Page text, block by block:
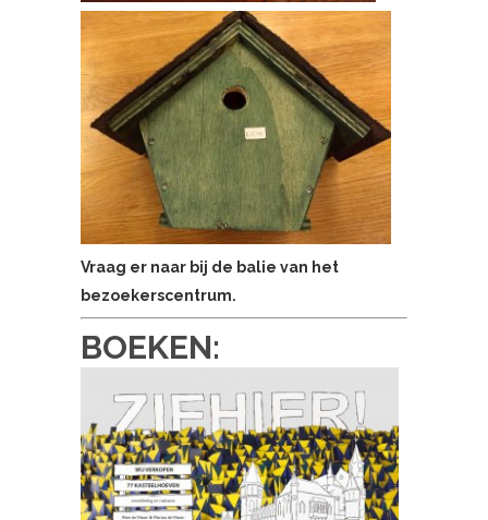
Vraag er naar bij de balie van het
bezoekerscentrum.
BOEKEN: